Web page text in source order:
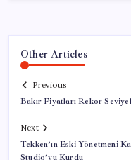
Other Articles
Previous
Bakır Fiyatları Rekor
Next
Tekken’ın Eski Yönetmeni
Studio’yu Kurdu